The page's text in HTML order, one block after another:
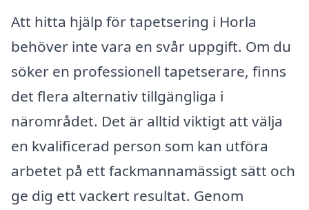
Att hitta hjälp för tapetsering i Horla
behöver inte vara en svår uppgift. Om du
söker en professionell tapetserare, finns
det flera alternativ tillgängliga i
närområdet. Det är alltid viktigt att välja
en kvalificerad person som kan utföra
arbetet på ett fackmannamässigt sätt och
ge dig ett vackert resultat. Genom